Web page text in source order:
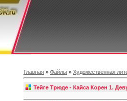
Главная » Файлы » Художественная
Тейге Трюде - Кайса Корен 1.